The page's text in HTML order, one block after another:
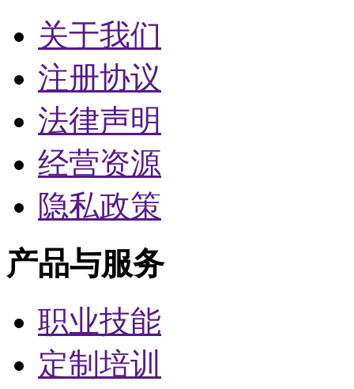
关于我们
注册协议
法律声明
经营资源
隐私政策
产品与服务
职业技能
定制培训